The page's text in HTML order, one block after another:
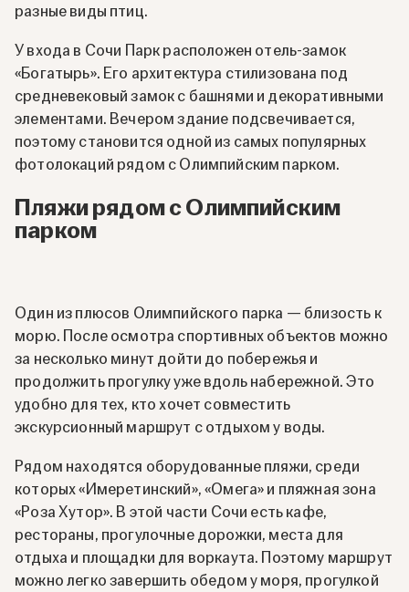
разные виды птиц.
У входа в Сочи Парк расположен отель-замок
«Богатырь». Его архитектура стилизована под
средневековый замок с башнями и декоративными
элементами. Вечером здание подсвечивается,
поэтому становится одной из самых популярных
фотолокаций рядом с Олимпийским парком.
Пляжи рядом с Олимпийским
парком
Один из плюсов Олимпийского парка — близость к
морю. После осмотра спортивных объектов можно
за несколько минут дойти до побережья и
продолжить прогулку уже вдоль набережной. Это
удобно для тех, кто хочет совместить
экскурсионный маршрут с отдыхом у воды.
Рядом находятся оборудованные пляжи, среди
которых «Имеретинский», «Омега» и пляжная зона
«Роза Хутор». В этой части Сочи есть кафе,
рестораны, прогулочные дорожки, места для
отдыха и площадки для воркаута. Поэтому маршрут
можно легко завершить обедом у моря, прогулкой